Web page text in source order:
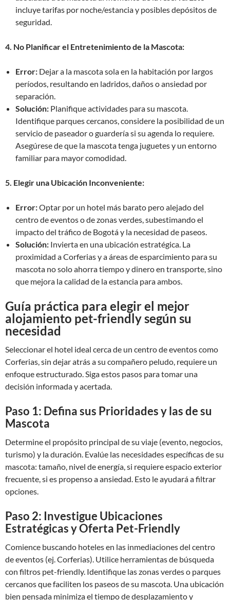
incluye tarifas por noche/estancia y posibles depósitos de
seguridad.
4. No Planificar el Entretenimiento de la Mascota:
Error: Dejar a la mascota sola en la habitación por largos
períodos, resultando en ladridos, daños o ansiedad por
separación.
Solución: Planifique actividades para su mascota.
Identifique parques cercanos, considere la posibilidad de un
servicio de paseador o guardería si su agenda lo requiere.
Asegúrese de que la mascota tenga juguetes y un entorno
familiar para mayor comodidad.
5. Elegir una Ubicación Inconveniente:
Error:Optar por un hotel más barato pero alejado del
centro de eventos o de zonas verdes, subestimando el
impacto del tráfico de Bogotá y la necesidad de paseos.
Solución: Invierta en una ubicación estratégica. La
proximidad a Corferias y a áreas de esparcimiento para su
mascota no solo ahorra tiempo y dinero en transporte, sino
que mejora la calidad de la estancia para ambos.
Guía práctica para elegir el mejor
alojamiento pet-friendly según su
necesidad
Seleccionar el hotel ideal cerca de un centro de eventos como
Corferias, sin dejar atrás a su compañero peludo, requiere un
enfoque estructurado. Siga estos pasos para tomar una
decisión informada y acertada.
Paso 1: Defina sus Prioridades y las de su
Mascota
Determine el propósito principal de su viaje (evento, negocios,
turismo) y la duración. Evalúe las necesidades específicas de su
mascota: tamaño, nivel de energía, si requiere espacio exterior
frecuente, si es propenso a ansiedad. Esto le ayudará a filtrar
opciones.
Paso 2: Investigue Ubicaciones
Estratégicas y Oferta Pet-Friendly
Comience buscando hoteles en las inmediaciones del centro
de eventos (ej. Corferias). Utilice herramientas de búsqueda
con filtros pet-friendly. Identifique las zonas verdes o parques
cercanos que faciliten los paseos de su mascota. Una ubicación
bien pensada minimiza el tiempo de desplazamiento y